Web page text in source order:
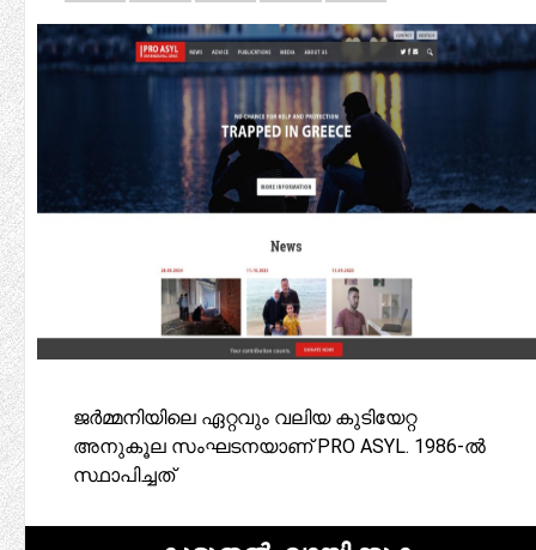
ജർമ്മനിയിലെ ഏറ്റവും വലിയ കുടിയേറ്റ
അനുകൂല സംഘടനയാണ് PRO ASYL. 1986-ൽ
സ്ഥാപിച്ചത്